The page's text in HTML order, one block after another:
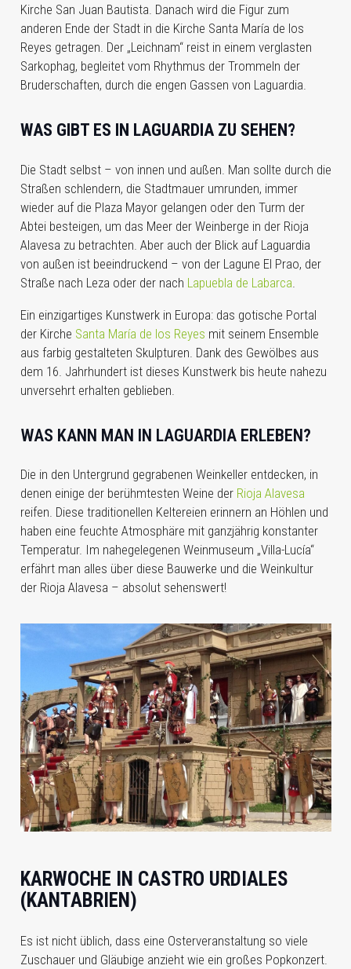
Kirche San Juan Bautista. Danach wird die Figur zum
anderen Ende der Stadt in die Kirche Santa María de los
Reyes getragen. Der „Leichnam“ reist in einem verglasten
Sarkophag, begleitet vom Rhythmus der Trommeln der
Bruderschaften, durch die engen Gassen von Laguardia.
WAS GIBT ES IN LAGUARDIA ZU SEHEN?
Die Stadt selbst – von innen und außen. Man sollte durch die
Straßen schlendern, die Stadtmauer umrunden, immer
wieder auf die Plaza Mayor gelangen oder den Turm der
Abtei besteigen, um das Meer der Weinberge in der Rioja
Alavesa zu betrachten. Aber auch der Blick auf Laguardia
von außen ist beeindruckend – von der Lagune El Prao, der
Straße nach Leza oder der nach Lapuebla de Labarca
Ein einzigartiges Kunstwerk in Europa: das gotische Portal
der Kirche Santa María de los Reyes mit seinem Ensemble
aus farbig gestalteten Skulpturen. Dank des Gewölbes aus
dem 16. Jahrhundert ist dieses Kunstwerk bis heute nahezu
unversehrt erhalten geblieben.
WAS KANN MAN IN LAGUARDIAERLEBEN?
Die in den Untergrund gegrabenen Weinkeller entdecken, in
denen einige der berühmtesten Weine der Rioja Alavesa
reifen. Diese traditionellen Keltereien erinnern an Höhlen und
haben eine feuchte Atmosphäre mit ganzjährig konstanter
Temperatur. Im nahegelegenen Weinmuseum „Villa-Lucía“
erfährt man alles über diese Bauwerke und die Weinkultur
der Rioja Alavesa – absolut sehenswert!
KARWOCHE IN CASTRO URDIALES
(KANTABRIEN)
Es ist nicht üblich, dass eine Osterveranstaltung so viele
Zuschauer und Gläubige anzieht wie ein großes Popkonzert.